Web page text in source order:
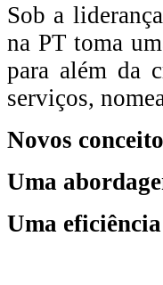
Sob a
na PT toma
para além da
serviços,
Novos
Uma
Uma